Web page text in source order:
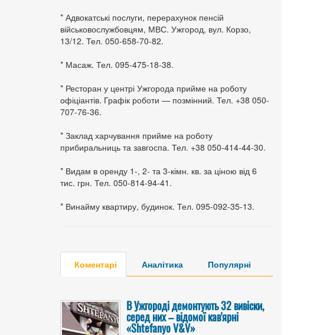
* Адвокатські послуги, перерахунок пенсій
військовослужбовцям, МВС. Ужгород, вул. Корзо,
13/12. Тел. 050-658-70-82.
* Масаж. Тел. 095-475-18-38.
* Ресторан у центрі Ужгорода прийме на роботу
офіціантів. Графік роботи — позмінний. Тел. +38 050-
707-76-36.
* Заклад харчування прийме на роботу
прибиральниць та завгоспа. Тел. +38 050-414-44-30.
* Видам в оренду 1-, 2- та 3-кімн. кв. за ціною від 6
тис. грн. Тел. 050-814-94-41.
* Винайму квартиру, будинок. Тел. 095-092-35-13.
Коментарі Аналітика Популярні
В Ужгороді демонтують 32 вивіски,
серед них – відомої кав'ярні
«Shtefanyo V&V»